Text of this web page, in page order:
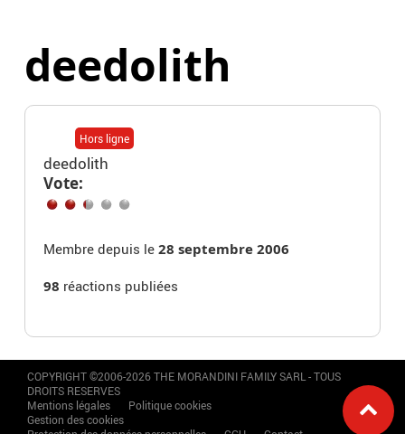
deedolith
Hors ligne
deedolith
Vote:
Membre depuis le28 septembre 2006
98 réactions publiées
COPYRIGHT ©2006-2026 THE MORANDINI FAMILY SARL - TOUS
DROITS RESERVES
Mentions légales
Politique cookies
Gestion des cookies